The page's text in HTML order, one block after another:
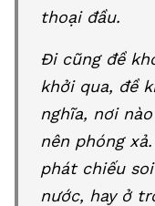
thoại đầu.
Đi cũng đề
khởi qua, đề
nghĩa, nơi
nên phóng
phát chiếu
nước, hay ở